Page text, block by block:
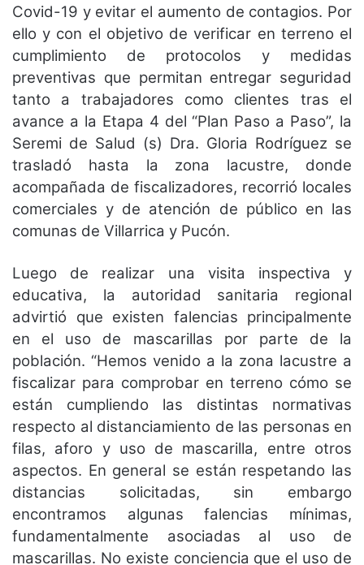
Covid-19 y evitar el aumento de contagios. Por
ello y con el objetivo de verificar en terreno el
cumplimiento de protocolos y medidas
preventivas que permitan entregar seguridad
tanto a trabajadores como clientes tras el
avance a la Etapa 4 del “Plan Paso a Paso”, la
Seremi de Salud (s) Dra. Gloria Rodríguez se
trasladó hasta la zona lacustre, donde
acompañada de fiscalizadores, recorrió locales
comerciales y de atención de público en las
comunas de Villarrica y Pucón.
Luego de realizar una visita inspectiva y
educativa, la autoridad sanitaria regional
advirtió que existen falencias principalmente
en el uso de mascarillas por parte de la
población. “Hemos venido a la zona lacustre a
fiscalizar para comprobar en terreno cómo se
están cumpliendo las distintas normativas
respecto al distanciamiento de las personas en
filas, aforo y uso de mascarilla, entre otros
aspectos. En general se están respetando las
distancias solicitadas, sin embargo
encontramos algunas falencias mínimas,
fundamentalmente asociadas al uso de
mascarillas. No existe conciencia que el uso de